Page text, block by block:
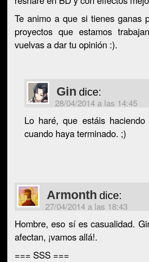
Te animo a que si tienes ganas
proyectos que estamos
vuelvas a dar tu opinión :).
Gin dice:
28/04/2014 a las 14:45
Lo haré, que estáis
cuando haya terminado. ;)
Armonth dice:
27/04/2014 a las 18:43
Hombre, eso sí es casualidad.
afectan, ¡vamos allá!.
=== SSS ===